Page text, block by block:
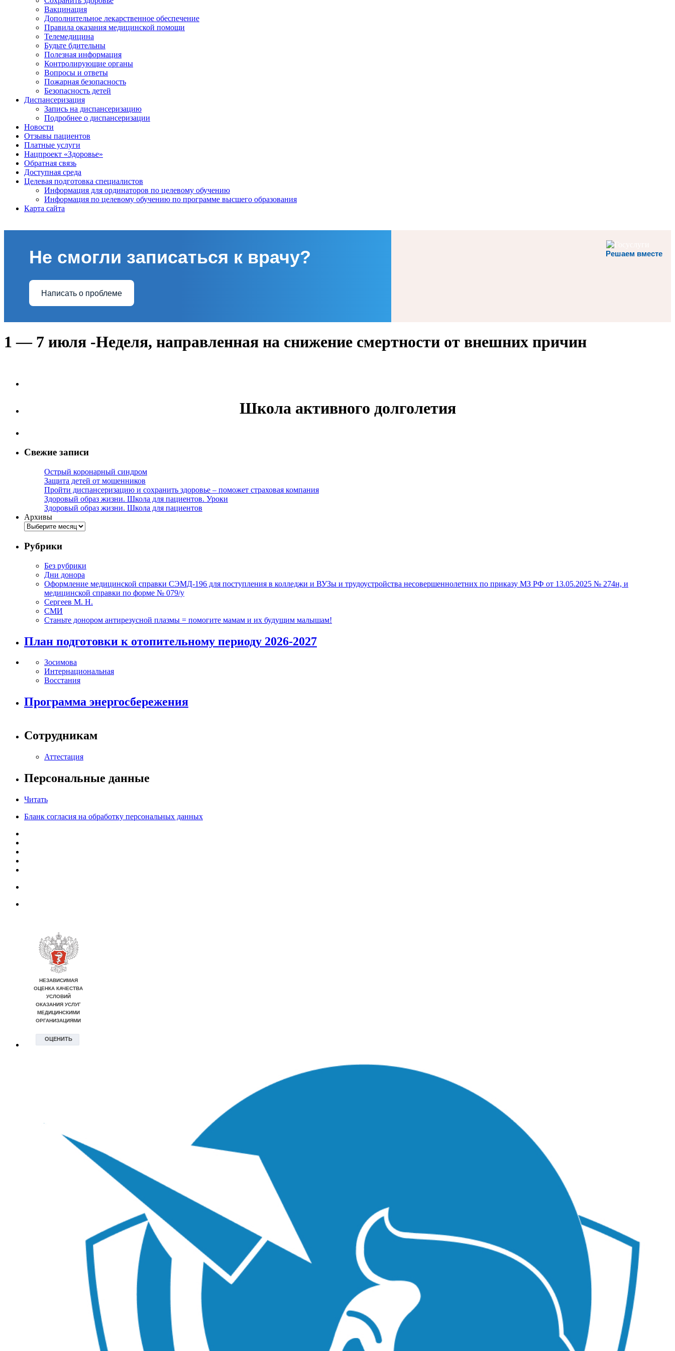
Вакцинация
Дополнительное лекарственное обеспечение
Правила оказания медицинской помощи
Телемедицина
Будьте бдительны
Полезная информация
Контролирующие органы
Вопросы и ответы
Пожарная безопасность
Безопасность детей
Диспансеризация
Запись на диспансеризацию
Подробнее о диспансеризации
Новости
Отзывы пациентов
Платные услуги
Нацпроект «Здоровье»
Обратная связь
Доступная среда
Целевая подготовка специалистов
Информация для ординаторов по целевому обучению
Информация по целевому обучению по программе высшего образования
Карта сайта
Решаем вместе
Не смогли записаться к врачу?
Написать о проблеме
1 — 7 июля -Неделя, направленная на снижение смертности от внешних причин
Школа активного долголетия
Свежие записи
Острый коронарный синдром
Защита детей от мошенников
Пройти диспансеризацию и сохранить здоровье – поможет страховая компания
Здоровый образ жизни. Школа для пациентов. Уроки
Здоровый образ жизни. Школа для пациентов
Архивы
Рубрики
Без рубрики
Дни донора
Оформление медицинской справки СЭМД-196 для поступления в колледжи и ВУЗы и трудоустройства несовершеннолетних по приказу МЗ РФ от 13.05.2025 № 274н, и
медицинской справки по форме № 079/у
Сергеев М. Н.
СМИ
Станьте донором антирезусной плазмы = помогите мамам и их будущим малышам!
План подготовки к отопительному периоду 2026-2027
Зосимова
Интернациональная
Восстания
Программа энергосбережения
Сотрудникам
Аттестация
Персональные данные
Читать
Бланк согласия на обработку персональных данных